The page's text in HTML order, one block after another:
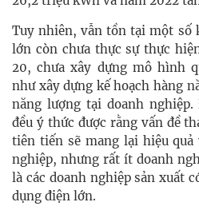
Tuy nhiên, vẫn tồn tại một số
lớn còn chưa thực sự thực
20, chưa xây dựng mô hình
như xây dựng kế hoạch hàng
năng lượng tại doanh
đều ý thức được rằng vấn đề
tiên tiến sẽ mang lại hiệu quả
nghiệp, nhưng rất ít doanh
là các doanh nghiệp sản xuất
dụng điện lớn.